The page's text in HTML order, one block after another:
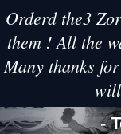
Orderd the3
them ! All the
Many thanks
-